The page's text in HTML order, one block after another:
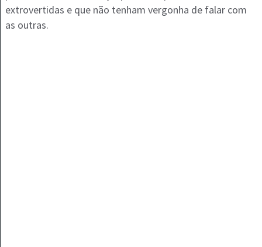
extrovertidas e que não tenham vergonha de falar com
as outras.